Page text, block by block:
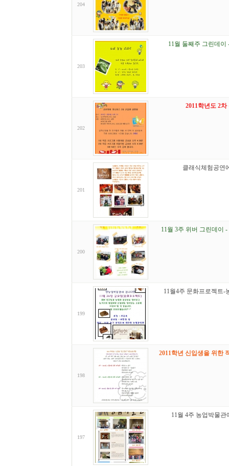
204
203
11월 둘째주 그린데
202
2011학년도 2
201
클래식체험공연
200
11월 3주 위버 그린데이
199
11월4주 문화프로젝트-
198
2011학년 신입생을 위한
197
11월 4주 농업박물